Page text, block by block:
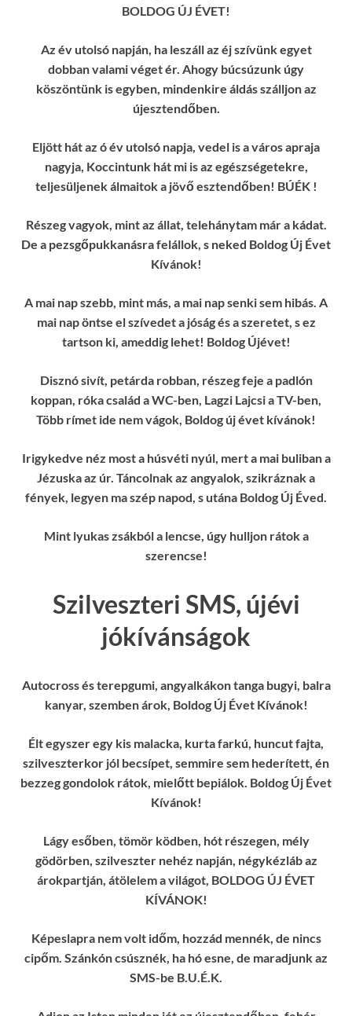
BOLDOG ÚJ ÉVET!
Az év utolsó napján, ha leszáll az éj szívünk egyet
dobban valami véget ér. Ahogy búcsúzunk úgy
köszöntünk is egyben, mindenkire áldás szálljon az
újesztendőben.
Eljött hát az ó év utolsó napja, vedel is a város apraja
nagyja, Koccintunk hát mi is az egészségetekre,
teljesüljenek álmaitok a jövő esztendőben! BÚÉK !
Részeg vagyok, mint az állat, telehánytam már a kádat.
De a pezsgőpukkanásra felállok, s neked Boldog Új Évet
Kívánok!
A mai nap szebb, mint más, a mai nap senki sem hibás. A
mai nap öntse el szívedet a jóság és a szeretet, s ez
tartson ki, ameddig lehet! Boldog Újévet!
Disznó sivít, petárda robban, részeg feje a padlón
koppan, róka család a WC-ben, Lagzi Lajcsi a TV-ben,
Több rímet ide nem vágok, Boldog új évet kívánok!
Irigykedve néz most a húsvéti nyúl, mert a mai buliban a
Jézuska az úr. Táncolnak az angyalok, szikráznak a
fények, legyen ma szép napod, s utána Boldog Új Éved.
Mint lyukas zsákból a lencse, úgy hulljon rátok a
szerencse!
Szilveszteri SMS, újévi
jókívánságok
Autocross és terepgumi, angyalkákon tanga bugyi, balra
kanyar, szemben árok, Boldog Új Évet Kívánok!
Élt egyszer egy kis malacka, kurta farkú, huncut fajta,
szilveszterkor jól becsípet, semmire sem hederített, én
bezzeg gondolok rátok, mielőtt bepiálok. Boldog Új Évet
Kívánok!
Lágy esőben, tömör ködben, hót részegen, mély
gödörben, szilveszter nehéz napján, négykézláb az
árokpartján, átölelem a világot, BOLDOG ÚJ ÉVET
KÍVÁNOK!
Képeslapra nem volt időm, hozzád mennék, de nincs
cipőm. Szánkón csúsznék, ha hó esne, de maradjunk az
SMS-be B.U.É.K.